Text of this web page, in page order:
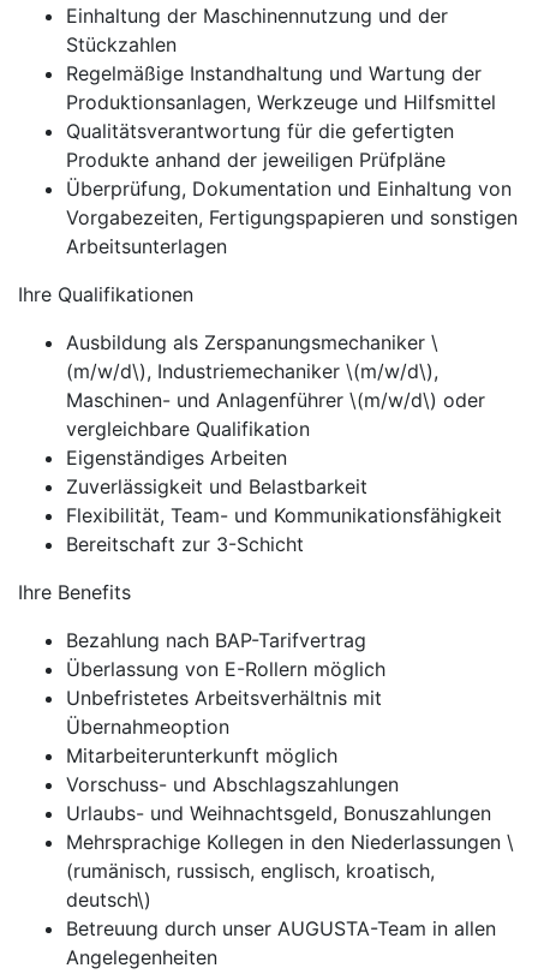
Einhaltung der Maschinennutzung und der
Stückzahlen
Regelmäßige Instandhaltung und Wartung der
Produktionsanlagen, Werkzeuge und Hilfsmittel
Qualitätsverantwortung für die gefertigten
Produkte anhand der jeweiligen Prüfpläne
Überprüfung, Dokumentation und Einhaltung von
Vorgabezeiten, Fertigungspapieren und sonstigen
Arbeitsunterlagen
Ihre Qualifikationen
Ausbildung als Zerspanungsmechaniker \
(m/w/d\), Industriemechaniker \(m/w/d\),
Maschinen- und Anlagenführer \(m/w/d\) oder
vergleichbare Qualifikation
Eigenständiges Arbeiten
Zuverlässigkeit und Belastbarkeit
Flexibilität, Team- und Kommunikationsfähigkeit
Bereitschaft zur 3-Schicht
Ihre Benefits
Bezahlung nach BAP-Tarifvertrag
Überlassung von E-Rollern möglich
Unbefristetes Arbeitsverhältnis mit
Übernahmeoption
Mitarbeiterunterkunft möglich
Vorschuss- und Abschlagszahlungen
Urlaubs- und Weihnachtsgeld, Bonuszahlungen
Mehrsprachige Kollegen in den Niederlassungen \
(rumänisch, russisch, englisch, kroatisch,
deutsch\)
Betreuung durch unser AUGUSTA-Team in allen
Angelegenheiten